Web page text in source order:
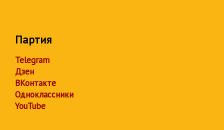
Партия
Telegram
Дзен
ВКонтакте
Одноклассники
YouTube